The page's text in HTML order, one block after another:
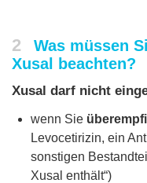
2
Was müssen
Xusal beachten?
Xusal darf nicht
wenn Sie
Levocetirizin, ein
sonstigen
Xusal enthält“)